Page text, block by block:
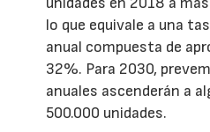
lo que equivale a una
anual compuesta de
32%. Para 2030,
anuales ascenderán a
500.000 unidades.